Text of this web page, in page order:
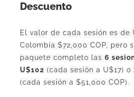
Descuento
El valor de cada sesión es de
Colombia $72,000 COP, pero
paquete completo las 6
U$102 (cada sesión a U$17) o
(cada sesión a $51,000 COP).